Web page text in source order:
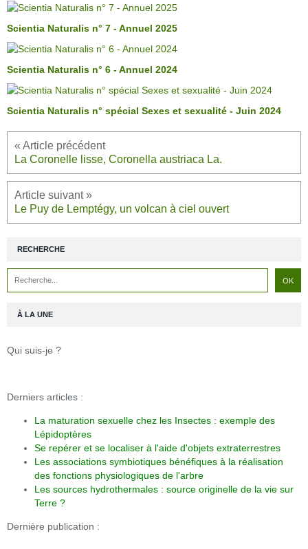
Scientia Naturalis n° 7 - Annuel 2025
Scientia Naturalis n° 6 - Annuel 2024
Scientia Naturalis n° spécial Sexes et sexualité - Juin 2024
La Coronelle lisse, Coronella austriaca La.
Le Puy de Lemptégy, un volcan à ciel ouvert
RECHERCHE
À LA UNE
Qui suis-je ?
Derniers articles :
La maturation sexuelle chez les Insectes : exemple des
Lépidoptères
Se repérer et se localiser à l'aide d'objets extraterrestres
Les associations symbiotiques bénéfiques à la réalisation
des fonctions physiologiques de l'arbre
Les sources hydrothermales : source originelle de la vie sur
Terre ?
Dernière publication :